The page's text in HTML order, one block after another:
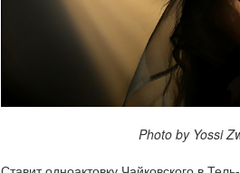
Photo by Yossi